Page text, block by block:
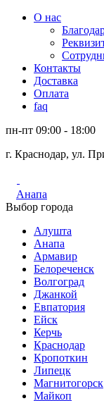
О нас
Контакты
Доставка
Оплата
faq
пн-пт 09:00 - 18:00
г. Краснодар, ул.
Анапа
Выбор города
Алушта
Анапа
Армавир
Белореченск
Волгоград
Джанкой
Евпатория
Ейск
Керчь
Краснодар
Кропоткин
Липецк
Магнитогорск
Майкоп